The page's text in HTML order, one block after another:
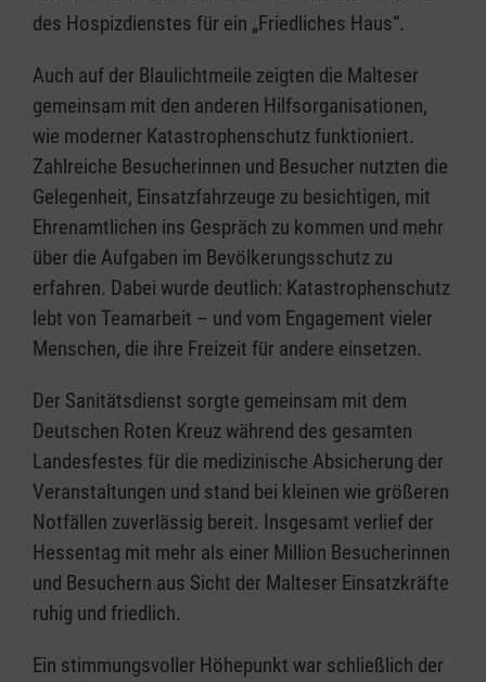
des Hospizdienstes für ein „Friedliches Haus“.
Auch auf der Blaulichtmeile zeigten die Malteser
gemeinsam mit den anderen Hilfsorganisationen,
wie moderner Katastrophenschutz funktioniert.
Zahlreiche Besucherinnen und Besucher nutzten die
Gelegenheit, Einsatzfahrzeuge zu besichtigen, mit
Ehrenamtlichen ins Gespräch zu kommen und mehr
über die Aufgaben im Bevölkerungsschutz zu
erfahren. Dabei wurde deutlich: Katastrophenschutz
lebt von Teamarbeit – und vom Engagement vieler
Menschen, die ihre Freizeit für andere einsetzen.
Der Sanitätsdienst sorgte gemeinsam mit dem
Deutschen Roten Kreuz während des gesamten
Landesfestes für die medizinische Absicherung der
Veranstaltungen und stand bei kleinen wie größeren
Notfällen zuverlässig bereit. Insgesamt verlief der
Hessentag mit mehr als einer Million Besucherinnen
und Besuchern aus Sicht der Malteser Einsatzkräfte
ruhig und friedlich.
Ein stimmungsvoller Höhepunkt war schließlich der